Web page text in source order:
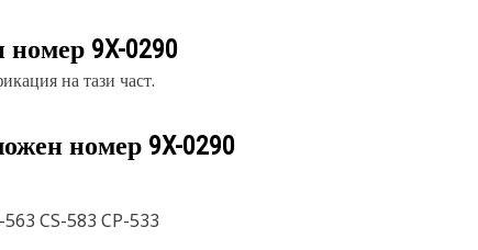
номер 9X-0290
на тази част.
номер 9X-0290
CS-583 CP-533